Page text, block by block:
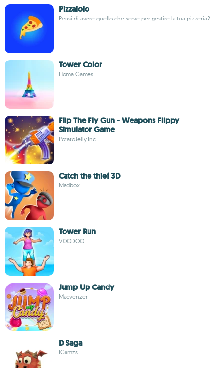
Pizzaiolo
Pensi di avere quello che serve per gestire la tua pizzeria?
Tower Color
Homa Games
Flip The Fly Gun - Weapons Flippy
Simulator Game
PotatoJelly Inc.
Catch the thief 3D
Madbox
Tower Run
VOODOO
Jump Up Candy
Macvenzer
D Saga
IGamzs